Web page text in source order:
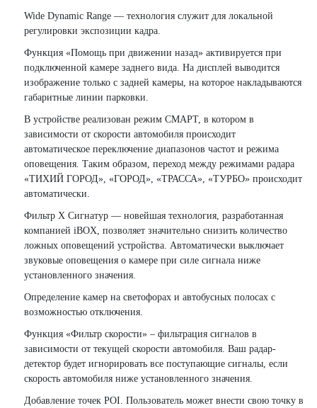
Wide Dynamic Range — технология служит для локальной
регулировки экспозиции кадра.
Функция «Помощь при движении назад» активируется при
подключенной камере заднего вида. На дисплей выводится
изображение только с задней камеры, на которое накладываются
габаритные линии парковки.
В устройстве реализован режим СМАРТ, в котором в
зависимости от скорости автомобиля происходит
автоматическое переключение диапазонов частот и режима
оповещения. Таким образом, переход между режимами радара
«ТИХИЙ ГОРОД», «ГОРОД», «ТРАССА», «ТУРБО» происходит
автоматически.
Фильтр X Сигнатур — новейшая технология, разработанная
компанией iBOX, позволяет значительно снизить количество
ложных оповещений устройства. Автоматически выключает
звуковые оповещения о камере при силе сигнала ниже
установленного значения.
Определение камер на светофорах и автобусных полосах с
возможностью отключения.
Функция «Фильтр cкорости» – фильтрация сигналов в
зависимости от текущей скорости автомобиля. Ваш радар-
детектор будет игнорировать все поступающие сигналы, если
скорость автомобиля ниже установленного значения.
Добавление точек POI. Пользователь может внести свою точку в